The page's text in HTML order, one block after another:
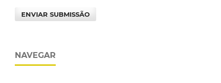
ENVIAR SUBMISSÃO
NAVEGAR